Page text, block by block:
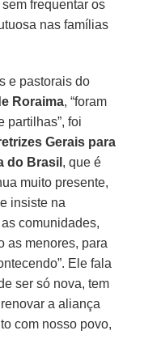
frequentar os
nas famílias
e pastorais do
Roraima, “foram
partilhas”, foi
Gerais para
do Brasil , que é
muito presente,
insiste na
comunidades,
as menores, para
Ele fala
ser só nova, tem
a aliança
com nosso povo,